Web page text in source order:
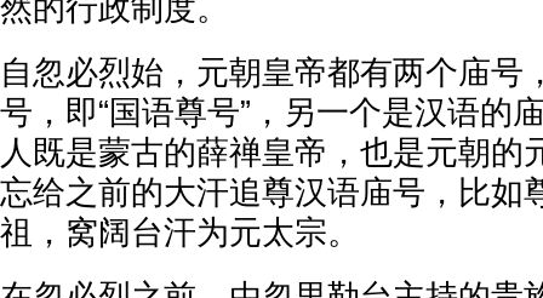
然的行政制度。
自忽必烈始，元朝皇帝都有两个庙号
号，即“国语尊号”，另一个是汉语的
人既是蒙古的薛禅皇帝，也是元朝的
忘给之前的大汗追尊汉语庙号，比如
祖，窝阔台汗为元太宗。